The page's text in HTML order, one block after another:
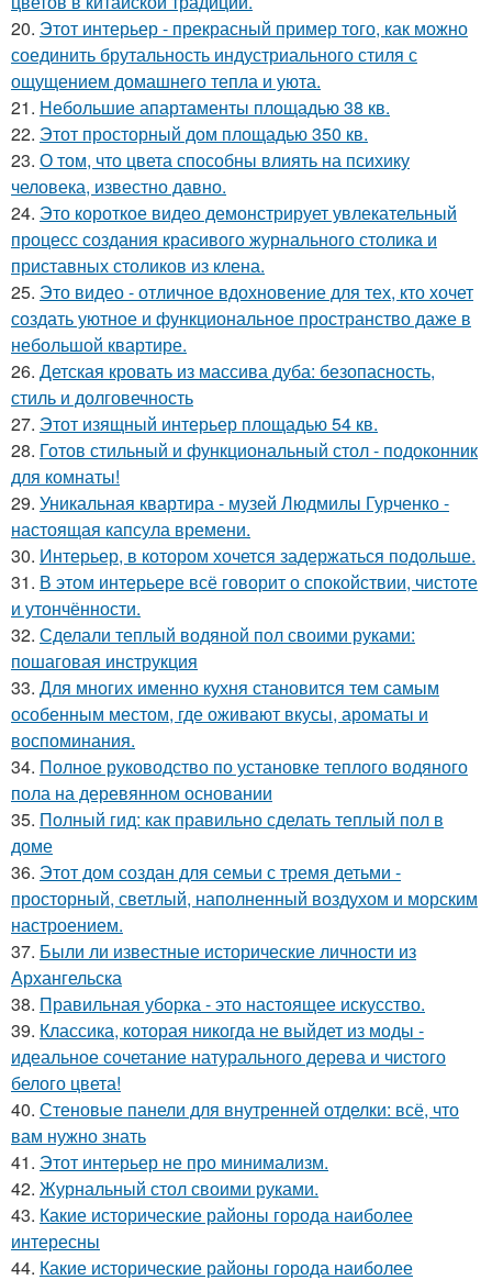
20. Этот интерьер - прекрасный пример того, как можно
соединить брутальность индустриального стиля с
ощущением домашнего тепла и уюта.
21. Небольшие апартаменты площадью 38 кв.
22. Этот просторный дом площадью 350 кв.
23. О том, что цвета способны влиять на психику
человека, известно давно.
24. Это короткое видео демонстрирует увлекательный
процесс создания красивого журнального столика и
приставных столиков из клена.
25. Это видео - отличное вдохновение для тех, кто хочет
создать уютное и функциональное пространство даже в
небольшой квартире.
26. Детская кровать из массива дуба: безопасность,
стиль и долговечность
27. Этот изящный интерьер площадью 54 кв.
28. Готов стильный и функциональный стол - подоконник
для комнаты!
29. Уникальная квартира - музей Людмилы Гурченко -
настоящая капсула времени.
30. Интерьер, в котором хочется задержаться подольше.
31. В этом интерьере всё говорит о спокойствии, чистоте
и утончённости.
32. Сделали теплый водяной пол своими руками:
пошаговая инструкция
33. Для многих именно кухня становится тем самым
особенным местом, где оживают вкусы, ароматы и
воспоминания.
34. Полное руководство по установке теплого водяного
пола на деревянном основании
35. Полный гид: как правильно сделать теплый пол в
доме
36. Этот дом создан для семьи с тремя детьми -
просторный, светлый, наполненный воздухом и морским
настроением.
37. Были ли известные исторические личности из
Архангельска
38. Правильная уборка - это настоящее искусство.
39. Классика, которая никогда не выйдет из моды -
идеальное сочетание натурального дерева и чистого
белого цвета!
40. Стеновые панели для внутренней отделки: всё, что
вам нужно знать
41. Этот интерьер не про минимализм.
42. Журнальный стол своими руками.
43. Какие исторические районы города наиболее
интересны
44. Какие исторические районы города наиболее